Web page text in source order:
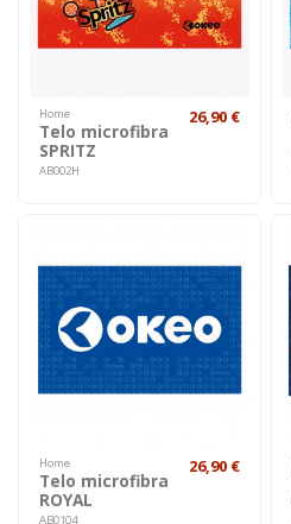
Home
Telo microfibra
SPRITZ
AB002H
26,90 €
Home
Telo microfibra
ROYAL
AB0104
26,90 €